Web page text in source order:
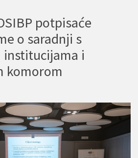
potpisaće
o saradnji s
institucijama i
komorom